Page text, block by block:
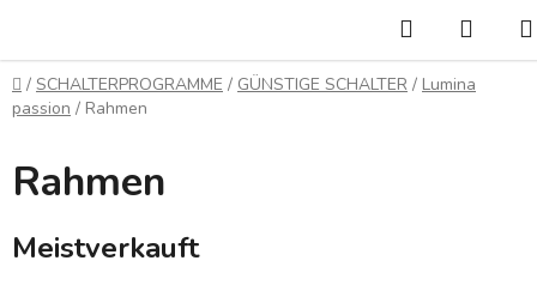
springen
Suchen
Startseite
/ SCHALTERPROGRAMME / GÜNSTIGE SCHALTER / Lumina
passion / Rahmen
Rahmen
Meistverkauft